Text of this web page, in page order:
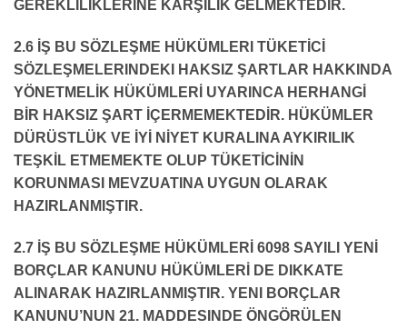
GEREKLİLİKLERİNE KARŞILIK GELMEKTEDİR.
2.6 İŞ BU SÖZLEŞME HÜKÜMLERI TÜKETİCİ
SÖZLEŞMELERINDEKI HAKSIZ ŞARTLAR HAKKINDA
YÖNETMELİK HÜKÜMLERİ UYARINCA HERHANGİ
BİR HAKSIZ ŞART İÇERMEMEKTEDİR. HÜKÜMLER
DÜRÜSTLÜK VE İYİ NİYET KURALINA AYKIRILIK
TEŞKİL ETMEMEKTE OLUP TÜKETİCİNİN
KORUNMASI MEVZUATINA UYGUN OLARAK
HAZIRLANMIŞTIR.
2.7 İŞ BU SÖZLEŞME HÜKÜMLERİ 6098 SAYILI YENİ
BORÇLAR KANUNU HÜKÜMLERİ DE DIKKATE
ALINARAK HAZIRLANMIŞTIR. YENI BORÇLAR
KANUNU’NUN 21. MADDESINDE ÖNGÖRÜLEN